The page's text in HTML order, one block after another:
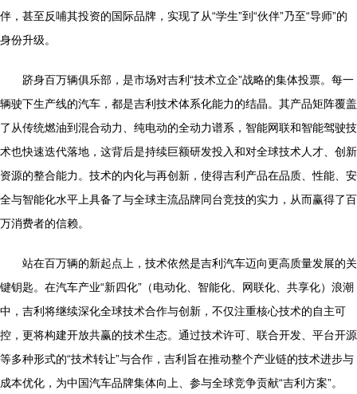
伴，甚至反哺其投资的国际品牌，实现了从“学生”到“伙伴”乃至“导师”的
身份升级。
跻身百万辆俱乐部，是市场对吉利“技术立企”战略的集体投票。每一
辆驶下生产线的汽车，都是吉利技术体系化能力的结晶。其产品矩阵覆盖
了从传统燃油到混合动力、纯电动的全动力谱系，智能网联和智能驾驶技
术也快速迭代落地，这背后是持续巨额研发投入和对全球技术人才、创新
资源的整合能力。技术的内化与再创新，使得吉利产品在品质、性能、安
全与智能化水平上具备了与全球主流品牌同台竞技的实力，从而赢得了百
万消费者的信赖。
站在百万辆的新起点上，技术依然是吉利汽车迈向更高质量发展的关
键钥匙。在汽车产业“新四化”（电动化、智能化、网联化、共享化）浪潮
中，吉利将继续深化全球技术合作与创新，不仅注重核心技术的自主可
控，更将构建开放共赢的技术生态。通过技术许可、联合开发、平台开源
等多种形式的“技术转让”与合作，吉利旨在推动整个产业链的技术进步与
成本优化，为中国汽车品牌集体向上、参与全球竞争贡献“吉利方案”。